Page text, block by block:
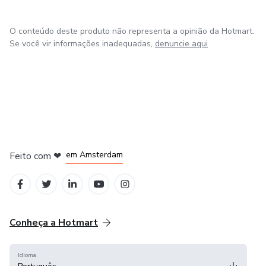
O conteúdo deste produto não representa a opinião da Hotmart.
Se você vir informações inadequadas, denuncie aqui
Feito com ❤ em Amsterdam
Conheça a Hotmart
Idioma